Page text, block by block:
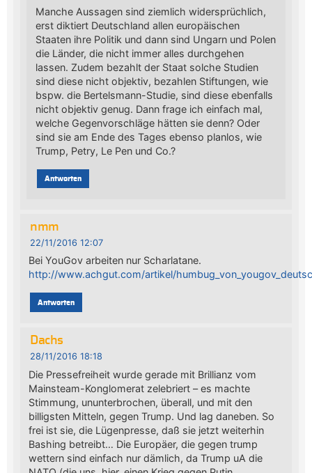
Manche Aussagen sind ziemlich widersprüchlich,
erst diktiert Deutschland allen europäischen
Staaten ihre Politik und dann sind Ungarn und Polen
die Länder, die nicht immer alles durchgehen
lassen. Zudem bezahlt der Staat solche Studien
sind diese nicht objektiv, bezahlen Stiftungen, wie
bspw. die Bertelsmann-Studie, sind diese ebenfalls
nicht objektiv genug. Dann frage ich einfach mal,
welche Gegenvorschläge hätten sie denn? Oder
sind sie am Ende des Tages ebenso planlos, wie
Trump, Petry, Le Pen und Co.?
Antworten
nmm
22/11/2016 12:07
Bei YouGov arbeiten nur Scharlatane.
http://www.achgut.com/artikel/
Antworten
Dachs
28/11/2016 18:18
Die Pressefreiheit wurde gerade mit Brillianz vom
Mainsteam-Konglomerat zelebriert – es machte
Stimmung, ununterbrochen, überall, und mit den
billigsten Mitteln, gegen Trump. Und lag daneben. So
frei ist sie, die Lügenpresse, daß sie jetzt weiterhin
Bashing betreibt… Die Europäer, die gegen trump
wettern sind einfach nur dämlich, da Trump uA die